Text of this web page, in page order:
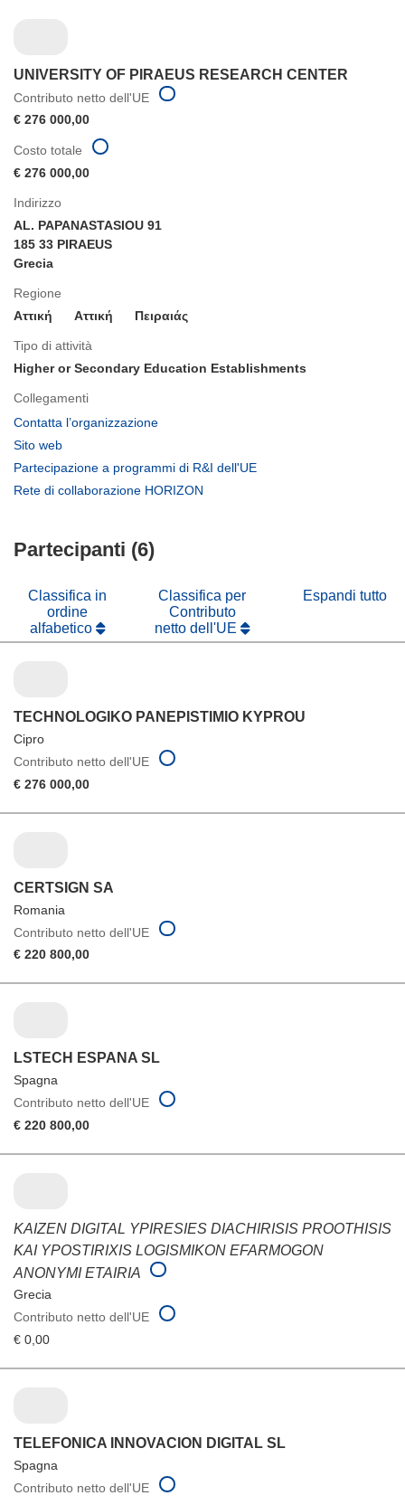
UNIVERSITY OF PIRAEUS RESEARCH CENTER
Contributo netto dell'UE
€ 276 000,00
Indirizzo
AL. PAPANASTASIOU 91
185 33 PIRAEUS
Grecia
Regione
Αττική
Aττική Πειραιάς
Tipo di attività
Higher or Secondary Education Establishments
Collegamenti
Contatta l’organizzazione
nuova
Sito web
apre
finestra)
Partecipazione a programmi di R&I dell'UE
Rete di collaborazione HORIZON
Costo totale
€ 276 000,00
Partecipanti (6)
Classifica in
ordine
alfabetico
Classifica per
Contributo
netto dell'UE
Espandi tutto
TECHNOLOGIKO PANEPISTIMIO KYPROU
Cipro
Contributo netto dell'UE
€ 276 000,00
CERTSIGN SA
Romania
Contributo netto dell'UE
€ 220 800,00
LSTECH ESPANA SL
Spagna
Contributo netto dell'UE
€ 220 800,00
KAIZEN DIGITAL YPIRESIES DIACHIRISIS PROOTHISIS
KAI YPOSTIRIXIS LOGISMIKON EFARMOGON
ANONYMI ETAIRIA
Grecia
Contributo netto dell'UE
€ 0,00
TELEFONICA INNOVACION DIGITAL SL
Spagna
Contributo netto dell'UE